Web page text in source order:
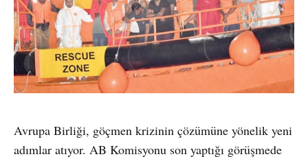
Avrupa Birliği, göçmen krizinin çözümüne yönelik yeni
adımlar atıyor. AB Komisyonu son yaptığı görüşmede